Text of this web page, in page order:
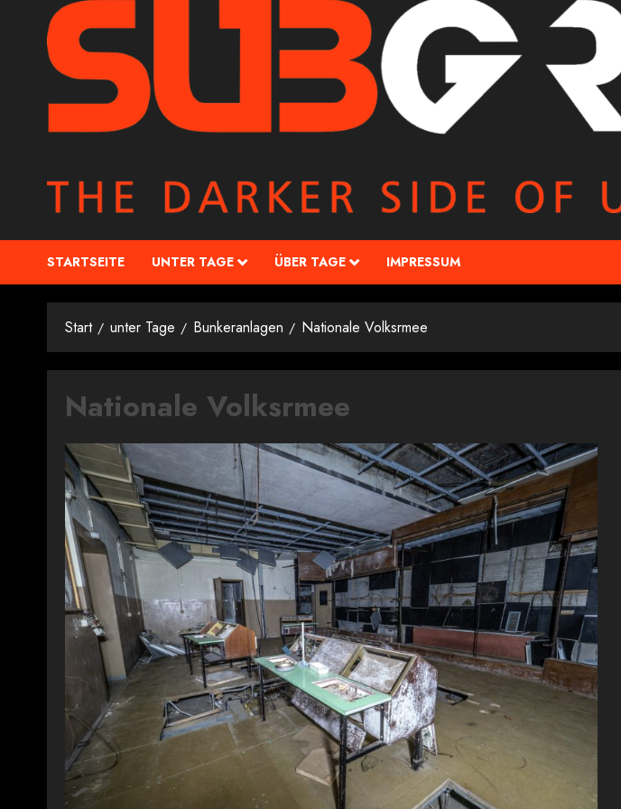
STARTSEITE UNTER TAGE ÜBER TAGE IMPRESSUM
Start unter Tage Bunkeranlagen Nationale Volksrmee
Nationale Volksrmee